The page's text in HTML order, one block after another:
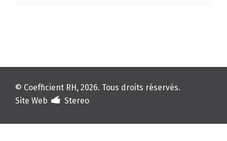
© Coefficient RH, 2026. Tous droits réservés.
Site Web
Stereo